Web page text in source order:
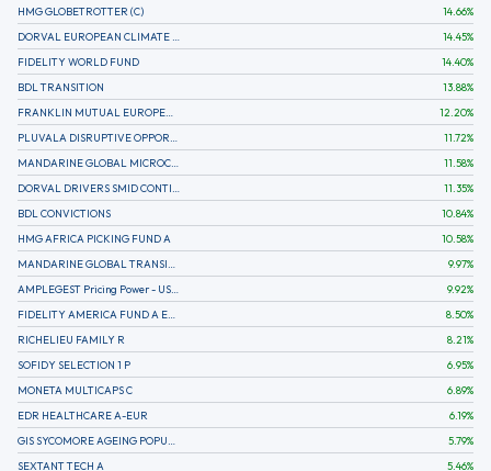
HMG GLOBETROTTER (C)
14.66%
14.45%
FIDELITY WORLD FUND
14.40%
BDL TRANSITION
13.88%
12.20%
11.72%
11.58%
11.35%
BDL CONVICTIONS
10.84%
HMG AFRICA PICKING FUND A
10.58%
9.97%
9.92%
8.50%
RICHELIEU FAMILY R
8.21%
SOFIDY SELECTION 1 P
6.95%
MONETA MULTICAPS C
6.89%
EDR HEALTHCARE A-EUR
6.19%
5.79%
SEXTANT TECH A
5.46%